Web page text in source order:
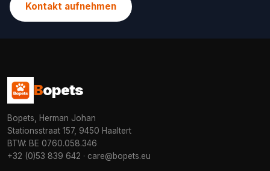
Kontakt aufnehmen
Bopets
Bopets, Herman Johan
Stationsstraat 157, 9450 Haaltert
BTW: BE 0760.058.346
+32 (0)53 839 642 · care@bopets.eu